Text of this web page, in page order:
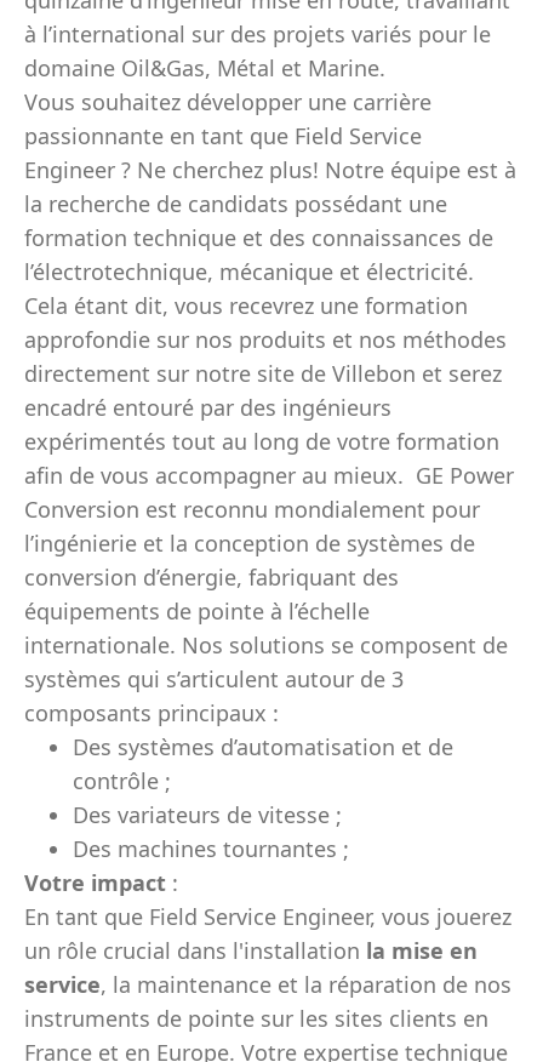
à l’international sur des projets variés pour le
domaine Oil&Gas, Métal et Marine.
Vous souhaitez développer une carrière
passionnante en tant que Field Service
Engineer ? Ne cherchez plus! Notre équipe est à
la recherche de candidats possédant une
formation technique et des connaissances de
l’électrotechnique, mécanique et électricité.
Cela étant dit, vous recevrez une formation
approfondie sur nos produits et nos méthodes
directement sur notre site de Villebon et serez
encadré entouré par des ingénieurs
expérimentés tout au long de votre formation
afin de vous accompagner au mieux. GE Power
Conversion est reconnu mondialement pour
l’ingénierie et la conception de systèmes de
conversion d’énergie, fabriquant des
équipements de pointe à l’échelle
internationale. Nos solutions se composent de
systèmes qui s’articulent autour de 3
composants principaux :
Des systèmes d’automatisation et de
contrôle ;
Des variateurs de vitesse ;
Des machines tournantes ;
Votre impact :
En tant que Field Service Engineer, vous jouerez
un rôle crucial dans l'installation la mise en
service, la maintenance et la réparation de nos
instruments de pointe sur les sites clients en
France et en Europe. Votre expertise technique